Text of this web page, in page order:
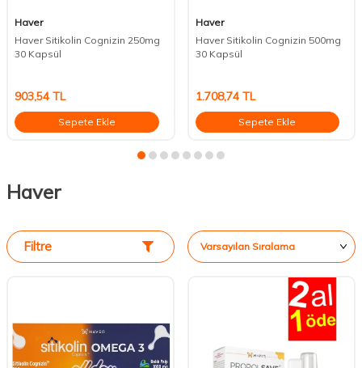
Haver
Haver Sitikolin Cognizin 250mg
30 Kapsül
903,54 TL
Sepete Ekle
Haver
Haver Sitikolin Cognizin 500mg
30 Kapsül
1.708,74TL
Sepete Ekle
Haver
Filtre